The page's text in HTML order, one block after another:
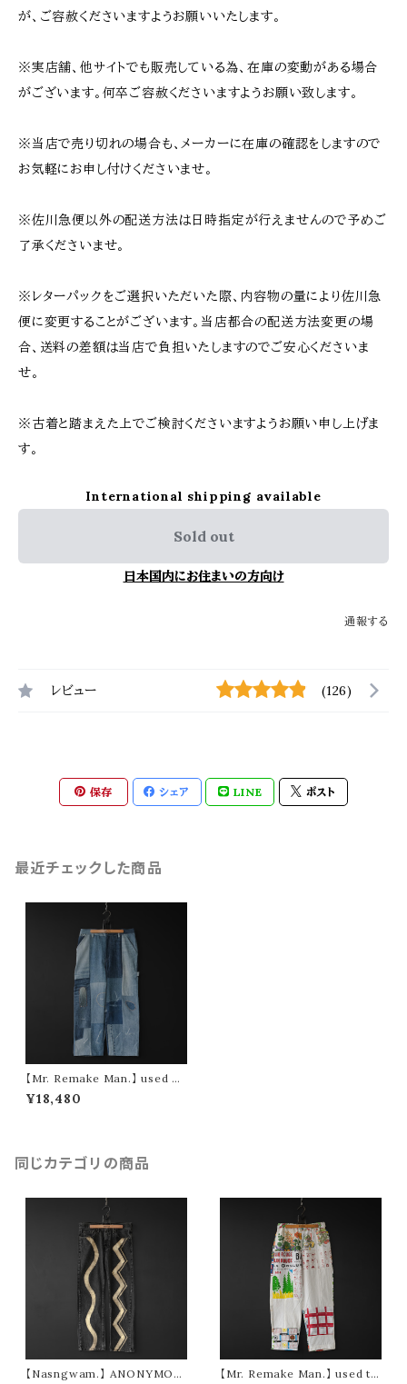
が、ご容赦くださいますようお願いいたします。
※実店舗、他サイトでも販売している為、在庫の変動がある場合
がございます。何卒ご容赦くださいますようお願い致します。
※当店で売り切れの場合も、メーカーに在庫の確認をしますので
お気軽にお申し付けくださいませ。
※佐川急便以外の配送方法は日時指定が行えませんので予めご
了承くださいませ。
※レターパックをご選択いただいた際、内容物の量により佐川急
便に変更することがございます。当店都合の配送方法変更の場
合、送料の差額は当店で負担いたしますのでご安心くださいま
せ。
※古着と踏まえた上でご検討くださいますようお願い申し上げま
す。
International shipping available
Sold out
日本国内にお住まいの方向け
通報する
レビュー (126)
保存 シェア LINE ポスト
最近チェックした商品
【Mr. Remake Man.】 used de
nim damage pants ① (size
M)
¥18,480
同じカテゴリの商品
【Nasngwam.】 ANONYMOU
【Mr. Remake Man.】 used ta